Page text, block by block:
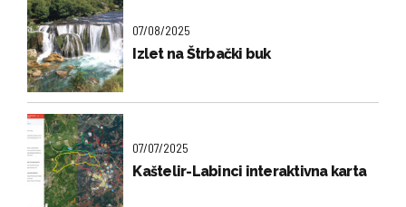
07/08/2025
Izlet na Štrbački buk
07/07/2025
Kaštelir-Labinci interaktivna karta